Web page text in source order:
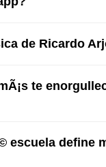
de Ricardo
te
escuela define